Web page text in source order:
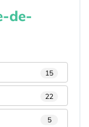
de-
15
22
5